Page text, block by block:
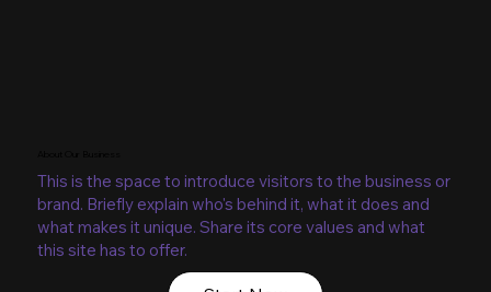
This is the space to introduce visitors to the business or
brand. Briefly explain who's behind it, what it does and
what makes it unique. Share its core values and what
this site has to offer.